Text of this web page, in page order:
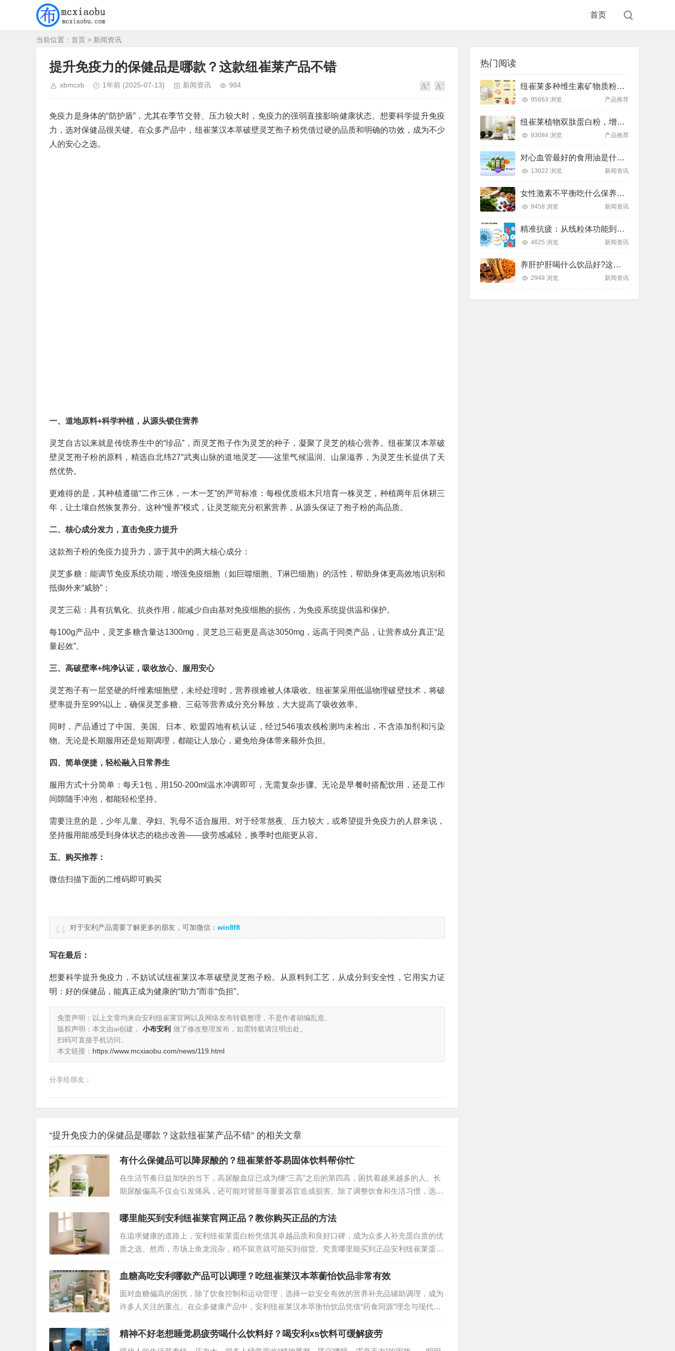
首页
当前位置： 首页 > 新闻资讯
提升免疫力的保健品是哪款？这款纽崔莱产品不错
xbmcxb 1年前 (2025-07-13) 新闻资讯 984
免疫力是身体的“防护盾”，尤其在季节交替、压力较大时，免疫力的强弱直接影响健康状态。想要科学提升免疫
力，选对保健品很关键。在众多产品中，纽崔莱汉本萃破壁灵芝孢子粉凭借过硬的品质和明确的功效，成为不少
人的安心之选。
一、道地原料+科学种植，从源头锁住营养
灵芝自古以来就是传统养生中的“珍品”，而灵芝孢子作为灵芝的种子，凝聚了灵芝的核心营养。纽崔莱汉本萃破
壁灵芝孢子粉的原料，精选自北纬27°武夷山脉的道地灵芝——这里气候温润、山泉滋养，为灵芝生长提供了天
然优势。
更难得的是，其种植遵循“二作三休，一木一芝”的严苛标准：每根优质椴木只培育一株灵芝，种植两年后休耕三
年，让土壤自然恢复养分。这种“慢养”模式，让灵芝能充分积累营养，从源头保证了孢子粉的高品质。
二、核心成分发力，直击免疫力提升
这款孢子粉的免疫力提升力，源于其中的两大核心成分：
灵芝多糖：能调节免疫系统功能，增强免疫细胞（如巨噬细胞、T淋巴细胞）的活性，帮助身体更高效地识别和
抵御外来“威胁”；
灵芝三萜：具有抗氧化、抗炎作用，能减少自由基对免疫细胞的损伤，为免疫系统提供温和保护。
每100g产品中，灵芝多糖含量达1300mg，灵芝总三萜更是高达3050mg，远高于同类产品，让营养成分真正“足
量起效”。
三、高破壁率+纯净认证，吸收放心、服用安心
灵芝孢子有一层坚硬的纤维素细胞壁，未经处理时，营养很难被人体吸收。纽崔莱采用低温物理破壁技术，将破
壁率提升至99%以上，确保灵芝多糖、三萜等营养成分充分释放，大大提高了吸收效率。
同时，产品通过了中国、美国、日本、欧盟四地有机认证，经过546项农残检测均未检出，不含添加剂和污染
物。无论是长期服用还是短期调理，都能让人放心，避免给身体带来额外负担。
四、简单便捷，轻松融入日常养生
服用方式十分简单：每天1包，用150-200ml温水冲调即可，无需复杂步骤。无论是早餐时搭配饮用，还是工作
间隙随手冲泡，都能轻松坚持。
需要注意的是，少年儿童、孕妇、乳母不适合服用。对于经常熬夜、压力较大，或希望提升免疫力的人群来说，
坚持服用能感受到身体状态的稳步改善——疲劳感减轻，换季时也能更从容。
五、购买推荐：
微信扫描下面的二维码即可购买
对于安利产品需要了解更多的朋友，可加微信： win8f8
写在最后：
想要科学提升免疫力，不妨试试纽崔莱汉本萃破壁灵芝孢子粉。从原料到工艺，从成分到安全性，它用实力证
明：好的保健品，能真正成为健康的“助力”而非“负担”。
免责声明：以上文章均来自安利纽崔莱官网以及网络发布转载整理，不是作者胡编乱造。
版权声明：本文由ai创建，
小布安利 做了修改整理发布，如需转载请注明出处。
扫码可直接手机访问。
本文链接： https://www.mcxiaobu.com/news/119.html
分享给朋友：
“提升免疫力的保健品是哪款？这款纽崔莱产品不错” 的相关文章
有什么保健品可以降尿酸的？纽崔莱舒苓易固体饮料帮你忙
在生活节奏日益加快的当下，高尿酸血症已成为继“三高”之后的第四高，困扰着越来越多的人。长
期尿酸偏高不仅会引发痛风，还可能对肾脏等重要器官造成损害。除了调整饮食和生活习惯，选择
合适的保健品辅助降尿酸也至关重要。在众多产品中，纽崔莱舒苓易固体饮料凭借天然的成分和显
著的效果脱颖而出，成为降尿酸的优质之选。…
哪里能买到安利纽崔莱官网正品？教你购买正品的方法
在追求健康的道路上，安利纽崔莱蛋白粉凭借其卓越品质和良好口碑，成为众多人补充蛋白质的优
质之选。然而，市场上鱼龙混杂，稍不留意就可能买到假货。究竟哪里能买到正品安利纽崔莱蛋白
粉？接下来为你揭晓答案。…
血糖高吃安利哪款产品可以调理？吃纽崔莱汉本萃蘅怡饮品非常有效
面对血糖偏高的困扰，除了饮食控制和运动管理，选择一款安全有效的营养补充品辅助调理，成为
许多人关注的重点。在众多健康产品中，安利纽崔莱汉本萃衡怡饮品凭借“药食同源”理念与现代营
养科技的结合，成为调理血糖的优质之选。它如何从根源改善血糖代谢？又有哪些值得信赖的优
势？今天就为大家详细解析。…
精神不好老想睡觉易疲劳喝什么饮料好？喝安利xs饮料可缓解疲劳
热门阅读
纽崔莱多种维生素矿物质粉，小金粉守护全天健康活力
95663 浏览 产品推荐
纽崔莱植物双肽蛋白粉，增肌补充蛋白质好帮手
93084 浏览 产品推荐
对心血管最好的食用油是什么油？推荐吃这款安利油品
13022 浏览 新闻资讯
女性激素不平衡吃什么保养片可以调节？推荐吃这款纽崔莱保养片
9458 浏览 新闻资讯
精准抗疲：从线粒体功能到造血机制，热门营养方案全解析
4625 浏览 新闻资讯
养肝护肝喝什么饮品好?这款纽崔莱饮品别错过
2948 浏览 新闻资讯